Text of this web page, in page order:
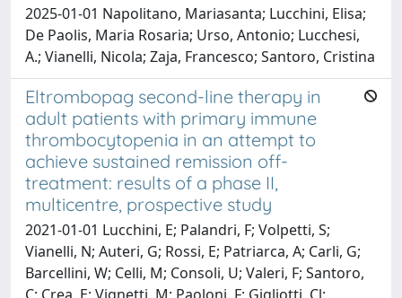
2025-01-01 Napolitano, Mariasanta; Lucchini, Elisa;
De Paolis, Maria Rosaria; Urso, Antonio; Lucchesi,
A.; Vianelli, Nicola; Zaja, Francesco; Santoro, Cristina
Eltrombopag second-line therapy in
adult patients with primary immune
thrombocytopenia in an attempt to
achieve sustained remission off-
treatment: results of a phase II,
multicentre, prospective study
2021-01-01 Lucchini, E; Palandri, F; Volpetti, S;
Vianelli, N; Auteri, G; Rossi, E; Patriarca, A; Carli, G;
Barcellini, W; Celli, M; Consoli, U; Valeri, F; Santoro,